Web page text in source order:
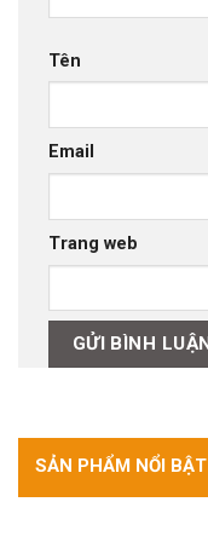
Tên
Email
Trang web
SẢN PHẨM NỔI BẬT